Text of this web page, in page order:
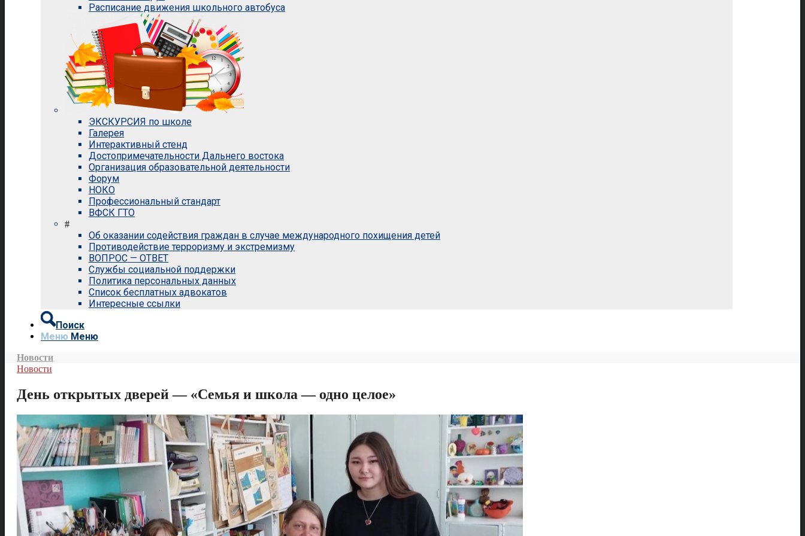
Расписание движения школьного автобуса
ЭКСКУРСИЯ по школе
Галерея
Интерактивный стенд
Достопримечательности Дальнего востока
Организация образовательной деятельности
Форум
НОКО
Профессиональный стандарт
ВФСК ГТО
#
Об оказании содействия граждан в случае международного похищения детей
Противодействие терроризму и экстремизму
ВОПРОС — ОТВЕТ
Службы социальной поддержки
Политика персональных данных
Список бесплатных адвокатов
Интересные ссылки
Поиск
Меню Меню
Новости
Новости
День открытых дверей — «Семья и школа — одно целое»